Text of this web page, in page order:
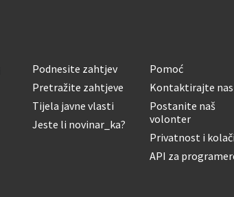
Podnesite zahtjev
Pretražite zahtjeve
Tijela javne vlasti
Jeste li novinar_ka?
Pomoć
Kontaktirajte nas
Postanite naš
volonter
Privatnost i
API za